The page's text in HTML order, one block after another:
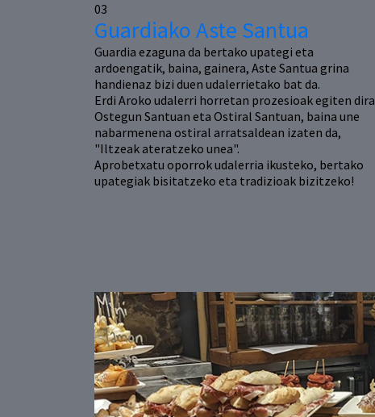
03
Guardiako Aste Santua
Guardia ezaguna da bertako upategi eta
ardoengatik, baina, gainera, Aste Santua grina
handienaz bizi duen udalerrietako bat da.
Erdi Aroko udalerri horretan prozesioak egiten dira
Ostegun Santuan eta Ostiral Santuan, baina une
nabarmenena ostiral arratsaldean izaten da,
"Iltzeak ateratzeko unea".
Aprobetxatu oporrok udalerria ikusteko, bertako
upategiak bisitatzeko eta tradizioak bizitzeko!